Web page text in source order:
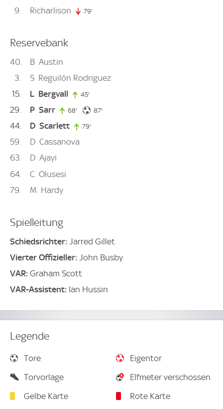
9 Richarlison 79'
Reservebank
40 B Austin
3
S Reguilón Rodriguez
15
L Bergvall 45'
29 P Sarr 68' 68. minute
87'
44 D Scarlett 79'
59 D Cassanova
63
D Ajayi
64
C Olusesi
79
M Hardy
Spielleitung
Schiedsrichter: Jarred Gillet
Vierter Offizieller:
John Busby
VAR: Graham Scott
VAR-Assistent: Ian Hussin
Legende
Tore
Eigentor
Torvorlage
Elfmeter verschossen
Gelbe Karte
Rote Karte